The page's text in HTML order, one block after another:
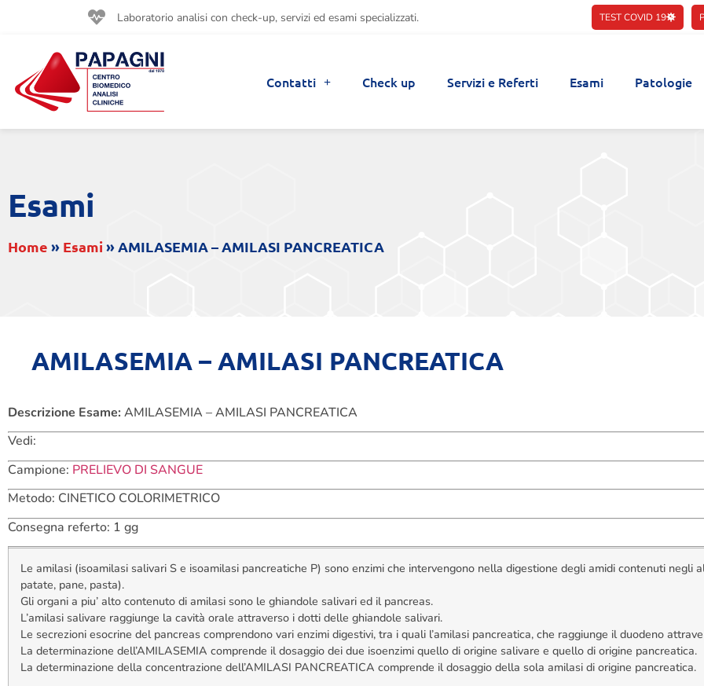
Laboratorio analisi con check-up, servizi ed esami specializzati. TEST COVID 19
Contatti Check up Servizi e Referti Esami Patologie
Esami
Home » Esami» AMILASEMIA – AMILASI PANCREATICA
AMILASEMIA – AMILASI PANCREATICA
Descrizione Esame: AMILASEMIA – AMILASI PANCREATICA
Vedi:
Campione: PRELIEVO DI SANGUE
Metodo: CINETICO COLORIMETRICO
Consegna referto: 1 gg
Le amilasi (isoamilasi salivari S e isoamilasi pancreatiche P) sono enzimi che intervengono nella digestione degli amidi contenuti negli
patate, pane, pasta).
Gli organi a piu’ alto contenuto di amilasi sono le ghiandole salivari ed il pancreas.
L’amilasi salivare raggiunge la cavità orale attraverso i dotti delle ghiandole salivari.
Le secrezioni esocrine del pancreas comprendono vari enzimi digestivi, tra i quali l’amilasi pancreatica, che raggiunge il duodeno
La determinazione dell’AMILASEMIA comprende il dosaggio dei due isoenzimi quello di origine salivare e quello di origine pancreatica.
La determinazione della concentrazione dell’AMILASI PANCREATICA comprende il dosaggio della sola amilasi di origine pancreatica.